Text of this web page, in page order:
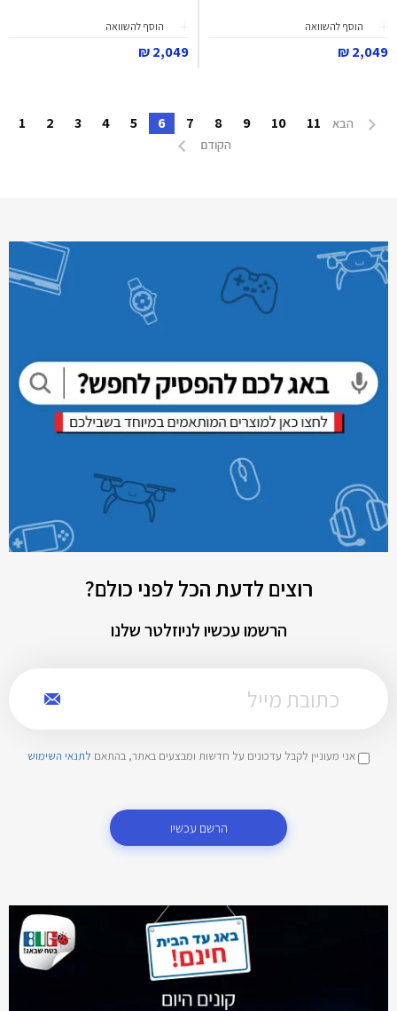
הוסף להשוואה
2,049 ₪
הוסף להשוואה
2,049 ₪
הבא 11
10
9
8
7
6
5
4
3
2
1
הקודם
רוצים לדעת הכל לפני כולם?
הרשמו עכשיו לניוזלטר שלנו
אני מעוניין לקבל עדכונים על חדשות ומבצעים באתר, בהתאם לתנאי השימוש
הרשם עכשיו